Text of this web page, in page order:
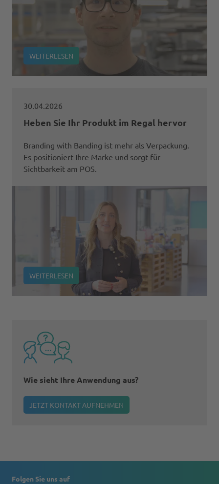
WEITERLESEN
30.04.2026
Heben Sie Ihr Produkt im Regal hervor
Branding with Banding ist mehr als Verpackung.
Es positioniert Ihre Marke und sorgt für
Sichtbarkeit am POS.
WEITERLESEN
Wie sieht Ihre Anwendung aus?
JETZT KONTAKT AUFNEHMEN
Folgen Sie uns auf